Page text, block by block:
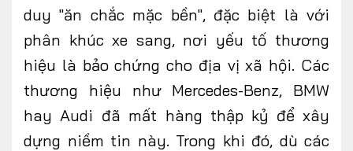
duy "ăn chắc mặc bền", đặc biệt là với
phân khúc xe sang, nơi yếu tố thương
hiệu là bảo chứng cho địa vị xã hội. Các
thương hiệu như Mercedes-Benz, BMW
hay Audi đã mất hàng thập kỷ để xây
dựng niềm tin này. Trong khi đó, dù các